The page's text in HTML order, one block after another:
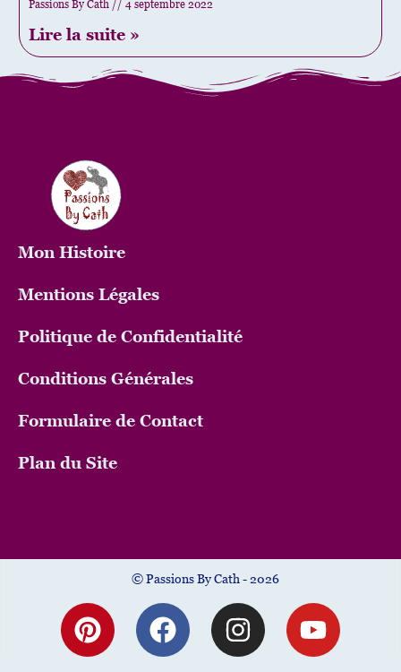
Passions By Cath 4 septembre 2022
Lire la suite »
Mon Histoire
Mentions Légales
Politique de Confidentialité
Conditions Générales
Formulaire de Contact
Plan du Site
© Passions By Cath - 2026